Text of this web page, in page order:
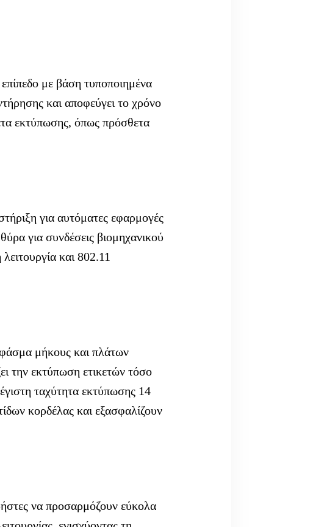
με βάση τυποποιημένα
και αποφεύγει το χρόνο
εκτύπωσης, όπως πρόσθετα
για αυτόματες εφαρμογές
για συνδέσεις βιομηχανικού
και 802.11
φάσμα μήκους και πλάτων
την εκτύπωση ετικετών τόσο
ταχύτητα εκτύπωσης 14
κορδέλας και εξασφαλίζουν
να προσαρμόζουν εύκολα